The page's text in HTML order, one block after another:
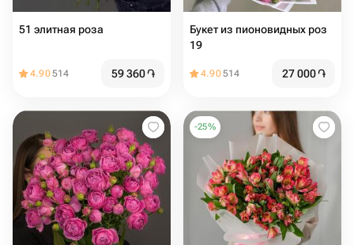
51 элитная роза
4.90514 59 360֏
Букет из пионовидных роз
19
4.90514 27 000֏
-25%